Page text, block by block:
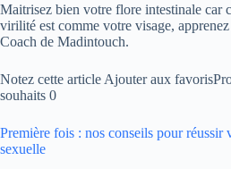
Maitrisez bien votre flore intestinale car
virilité est comme votre visage,
Coach de Madintouch.
Notez cette article Ajouter aux
souhaits 0
Première fois : nos conseils pour réussir
sexuelle